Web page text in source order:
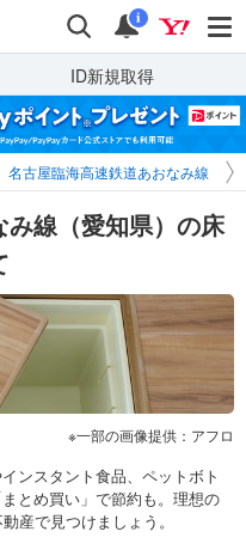
検索 通知
i
ID新規取得
名古屋臨海高速鉄道あおなみ線
線（愛知県）の床
一部の画像提供：アフロ
ンスタント食品、ペットボト
とめ買い」で節約も。理想の
産で見つけましょう。